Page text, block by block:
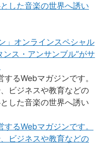
した音楽の世界へ誘い
」オンラインスペシャル
ンス・アンサンブル”がサ
るWebマガジンです。
ビジネスや教育などの
した音楽の世界へ誘い
るWebマガジンです。
ビジネスや教育などの